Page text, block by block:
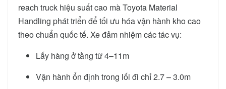
reach truck hiệu suất cao mà Toyota Material
Handling phát triển để tối ưu hóa vận hành kho cao
theo chuẩn quốc tế. Xe đảm nhiệm các tác vụ:
Lấy hàng ở tầng từ 4–11m
Vận hành ổn định trong lối đi chỉ 2.7 – 3.0m